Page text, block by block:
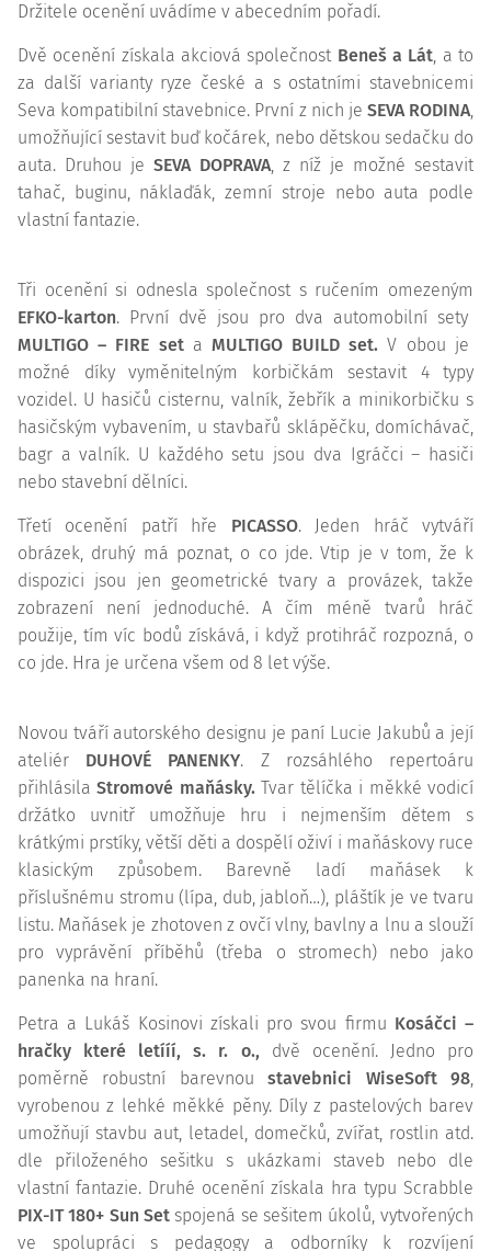
Držitele ocenění uvádíme v abecedním pořadí.
Dvě ocenění získala akciová společnostBeneš a Lát, a to
za další varianty ryze české a s ostatními stavebnicemi
Seva kompatibilní stavebnice. První z nich je SEVA RODINA,
umožňující sestavit buď kočárek, nebo dětskou sedačku do
auta. Druhou je SEVA DOPRAVA, z níž je možné sestavit
tahač, buginu, náklaďák, zemní stroje nebo auta podle
vlastní fantazie.
Tři ocenění si odnesla společnost s ručením omezeným
EFKO-karton. První dvě jsou pro dva automobilní sety
MULTIGO – FIRE set a MULTIGO BUILD set.V obou je
možné díky vyměnitelným korbičkám sestavit 4 typy
vozidel. U hasičů cisternu, valník, žebřík a minikorbičku s
hasičským vybavením, u stavbařů sklápěčku, domíchávač,
bagr a valník. U každého setu jsou dva Igráčci – hasiči
nebo stavební dělníci.
Třetí ocenění patří hře PICASSO. Jeden hráč vytváří
obrázek, druhý má poznat, o co jde. Vtip je v tom, že k
dispozici jsou jen geometrické tvary a provázek, takže
zobrazení není jednoduché. A čím méně tvarů hráč
použije, tím víc bodů získává, i když protihráč rozpozná, o
co jde. Hra je určena všem od 8 let výše.
Novou tváří autorského designu je paní Lucie Jakubů a její
ateliér DUHOVÉ PANENKY. Z rozsáhlého repertoáru
přihlásila Stromové maňásky.Tvar tělíčka i měkké vodicí
držátko uvnitř umožňuje hru i nejmenším dětem s
krátkými prstíky, větší děti a dospělí oživí i maňáskovy ruce
klasickým způsobem. Barevně ladí maňásek k
příslušnému stromu (lípa, dub, jabloň…), pláštík je ve tvaru
listu. Maňásek je zhotoven z ovčí vlny, bavlny a lnu a slouží
pro vyprávění příběhů (třeba o stromech) nebo jako
panenka na hraní.
Petra a Lukáš Kosinovi získali pro svou firmu Kosáčci –
hračky které letííí, s. r. o., dvě ocenění. Jedno pro
poměrně robustní barevnoustavebnici WiseSoft 98,
vyrobenou z lehké měkké pěny. Díly z pastelových barev
umožňují stavbu aut, letadel, domečků, zvířat, rostlin atd.
dle přiloženého sešitku s ukázkami staveb nebo dle
vlastní fantazie. Druhé ocenění získala hra typu Scrabble
PIX-IT 180+ Sun Set spojená se sešitem úkolů, vytvořených
ve spolupráci s pedagogy a odborníky k rozvíjení